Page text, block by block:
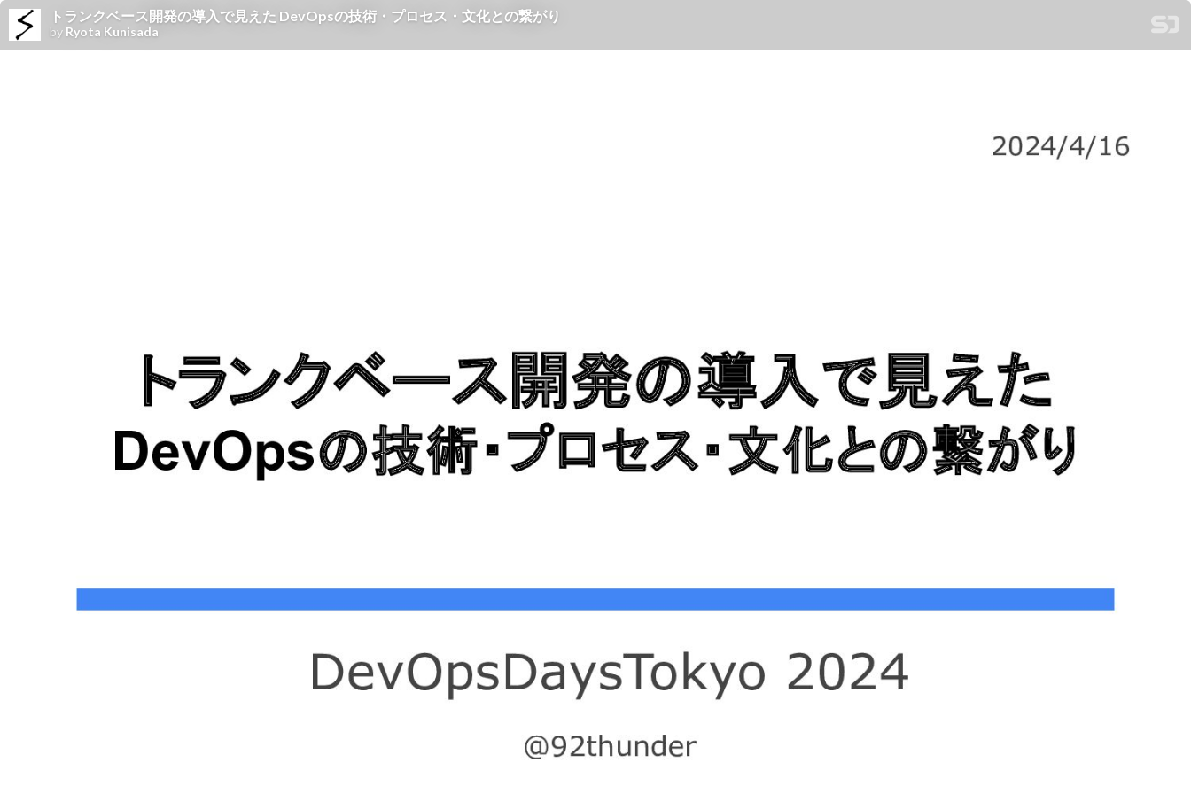
トランクベース開発の導入で見えた DevOpsの技術・プロセス・文化との繋がり
by Ryota Kunisada